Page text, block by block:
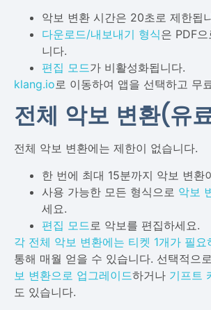
악보 변환 시간은 20초로 제한됩
다운로드/내보내기 형식은 PDF
니다.
편집 모드가 비활성화됩니다.
klang.io 로 이동하여 앱을 선택하고 무
전체 악보 변환(유
전체 악보 변환에는 제한이 없습니다.
한 번에 최대 15분까지 악보 변환
사용 가능한 모든 형식으로 악보
세요.
편집 모드 로 악보를 편집하세요.
각 전체 악보 변환에는 티켓 1개가 필요
통해 매월 얻을 수 있습니다. 선택적으로
보 변환으로 업그레이드하거나 기프트
도 있습니다.